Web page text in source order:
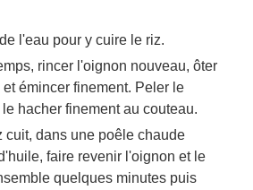
l'eau pour y cuire le riz.
rincer l'oignon nouveau, ôter
émincer finement. Peler le
hacher finement au couteau.
cuit, dans une poêle chaude
faire revenir l'oignon et le
quelques minutes puis